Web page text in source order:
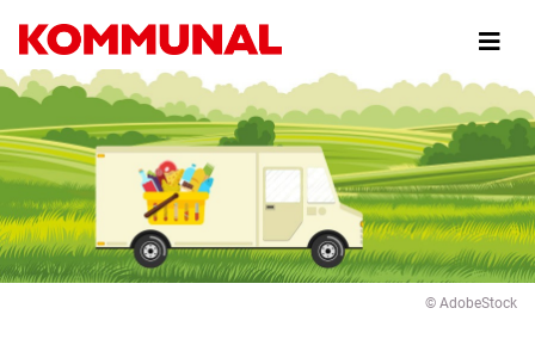
zum
© AdobeStock